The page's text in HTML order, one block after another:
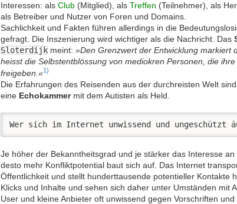
Interessen: als Club (Mitglied), als Treffen (Teilnehmer), als
als Betreiber und Nutzer von Foren und Domains.
Sachlichkeit und Fakten führen allerdings in die
gefragt. Die Inszenierung wird wichtiger als die Nachricht. Das
Sloterdijk meint: »Den Grenzwert der Entwicklung markiert
heisst die Selbstentblössung von mediokren Personen, die
freigeben.«1)
Die Erfahrungen des Reisenden aus der durchreisten Welt
eine Echokammermit dem Autisten als Held.
Wer sich im Internet unwissend und
Je höher der Bekanntheitsgrad und je stärker das Interesse
desto mehr Konfliktpotential baut sich auf. Das Internet
Öffentlichkeit und stellt hunderttausende potentieller Kontakte
Klicks und Inhalte und sehen sich daher unter Umständen mit
User und kleine Anbieter oft unwissend gegen Vorschriften